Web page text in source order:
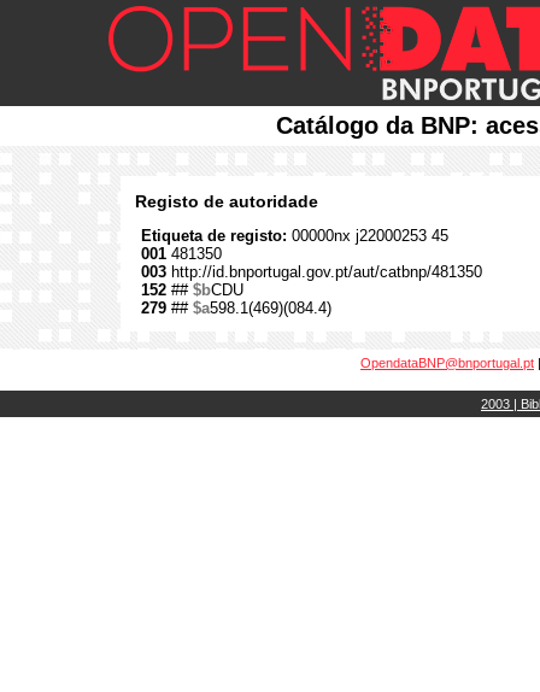
Catálogo da BNP:
Registo de autoridade
Etiqueta de registo: 00000nx j22000253 45
001 481350
003 http://id.bnportugal.gov.pt/aut/catbnp/481350
152 ## $bCDU
279 ## $a598.1(469)(084.4)
OpendataBNP@bnportugal.pt
2003 |